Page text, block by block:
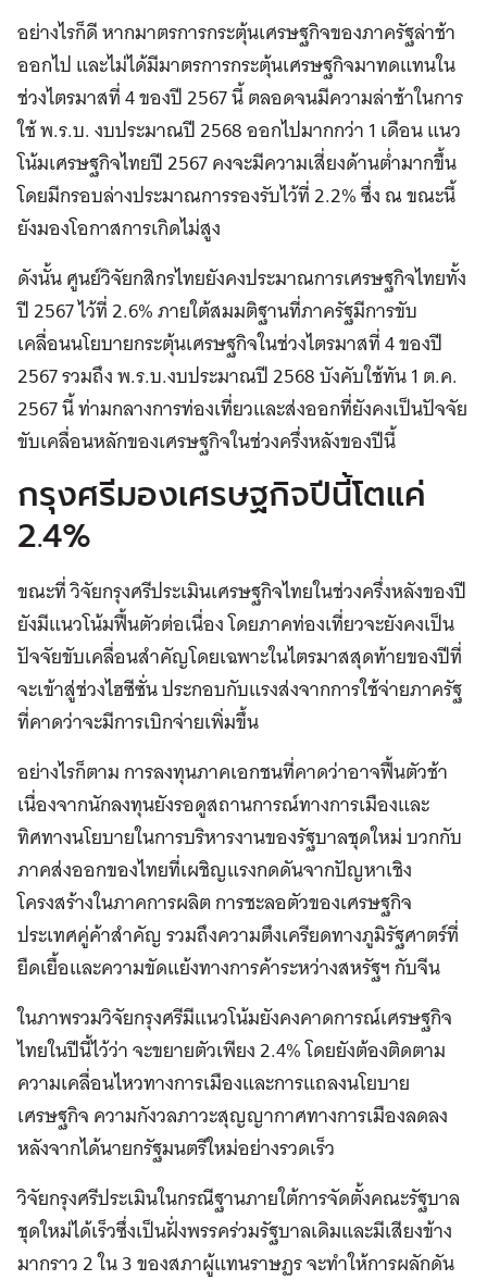
อย่างไรก็ดี หากมาตรการกระตุ้นเศรษฐกิจของภาครัฐล่าช้า
ออกไป และไม่ได้มีมาตรการกระตุ้นเศรษฐกิจมาทดแทนใน
ช่วงไตรมาสที่ 4 ของปี 2567 นี้ ตลอดจนมีความล่าช้าในการ
ใช้ พ.ร.บ. งบประมาณปี 2568 ออกไปมากกว่า 1 เดือน แนว
โน้มเศรษฐกิจไทยปี 2567 คงจะมีความเสี่ยงด้านต่ำมากขึ้น
โดยมีกรอบล่างประมาณการรองรับไว้ที่ 2.2% ซึ่ง ณ ขณะนี้
ยังมองโอกาสการเกิดไม่สูง
ดังนั้น ศูนย์วิจัยกสิกรไทยยังคงประมาณการเศรษฐกิจไทยทั้ง
ปี 2567 ไว้ที่ 2.6% ภายใต้สมมติฐานที่ภาครัฐมีการขับ
เคลื่อนนโยบายกระตุ้นเศรษฐกิจในช่วงไตรมาสที่ 4 ของปี
2567 รวมถึง พ.ร.บ.งบประมาณปี 2568 บังคับใช้ทัน 1 ต.ค.
2567 นี้ ท่ามกลางการท่องเที่ยวและส่งออกที่ยังคงเป็นปัจจัย
ขับเคลื่อนหลักของเศรษฐกิจในช่วงครึ่งหลังของปีนี้
กรุงศรีมองเศรษฐกิจปีนี้โตแค่
2.4%
ขณะที่ วิจัยกรุงศรีประเมินเศรษฐกิจไทยในช่วงครึ่งหลังของปี
ยังมีแนวโน้มฟื้นตัวต่อเนื่อง โดยภาคท่องเที่ยวจะยังคงเป็น
ปัจจัยขับเคลื่อนสำคัญโดยเฉพาะในไตรมาสสุดท้ายของปีที่
จะเข้าสู่ช่วงไฮซีซั่น ประกอบกับแรงส่งจากการใช้จ่ายภาครัฐ
ที่คาดว่าจะมีการเบิกจ่ายเพิ่มขึ้น
อย่างไรก็ตาม การลงทุนภาคเอกชนที่คาดว่าอาจฟื้นตัวช้า
เนื่องจากนักลงทุนยังรอดูสถานการณ์ทางการเมืองและ
ทิศทางนโยบายในการบริหารงานของรัฐบาลชุดใหม่ บวกกับ
ภาคส่งออกของไทยที่เผชิญแรงกดดันจากปัญหาเชิง
โครงสร้างในภาคการผลิต การชะลอตัวของเศรษฐกิจ
ประเทศคู่ค้าสำคัญ รวมถึงความตึงเครียดทางภูมิรัฐศาตร์ที่
ยืดเยื้อและความขัดแย้งทางการค้าระหว่างสหรัฐฯ กับจีน
ในภาพรวมวิจัยกรุงศรีมีแนวโน้มยังคงคาดการณ์เศรษฐกิจ
ไทยในปีนี้ไว้ว่า จะขยายตัวเพียง 2.4% โดยยังต้องติดตาม
ความเคลื่อนไหวทางการเมืองและการแถลงนโยบาย
เศรษฐกิจ ความกังวลภาวะสุญญากาศทางการเมืองลดลง
หลังจากได้นายกรัฐมนตรีใหม่อย่างรวดเร็ว
วิจัยกรุงศรีประเมินในกรณีฐานภายใต้การจัดตั้งคณะรัฐบาล
ชุดใหม่ได้เร็วซึ่งเป็นฝั่งพรรคร่วมรัฐบาลเดิมและมีเสียงข้าง
มากราว 2 ใน 3 ของสภาผู้แทนราษฏร จะทำให้การผลักดัน